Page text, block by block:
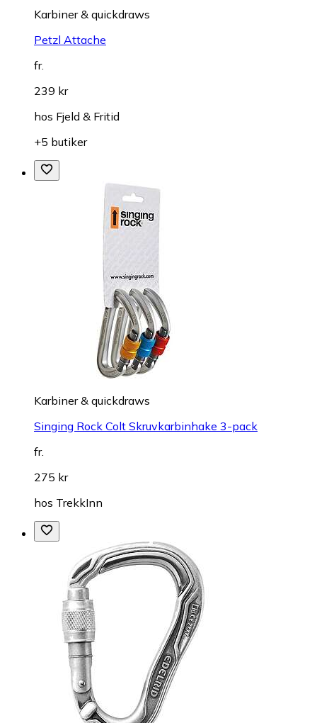
Karbiner & quickdraws
Petzl Attache
fr.
239 kr
hos Fjeld & Fritid
+5 butiker
Karbiner & quickdraws
Singing Rock Colt Skruvkarbinhake 3-pack
fr.
275 kr
hos TrekkInn